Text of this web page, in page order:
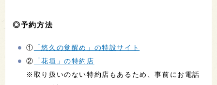
◎予約方法
①
「悠久の覚醒め」の特設サイト
②
「花垣」の特約店
※取り扱いのない特約店もあるため、事前にお電話